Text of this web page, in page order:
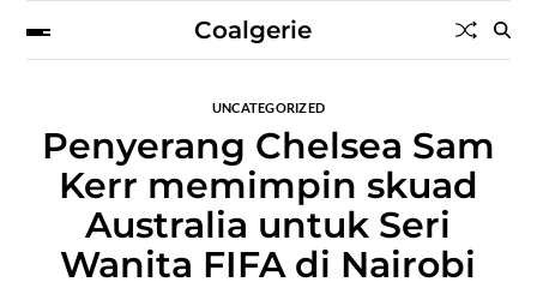
Coalgerie
UNCATEGORIZED
Penyerang Chelsea Sam
Kerr memimpin skuad
Australia untuk Seri
Wanita FIFA di Nairobi